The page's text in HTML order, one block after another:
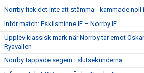
Norrby fick det inte att stämma - kammade noll
Inför match: Eskilsminne IF – Norrby IF
Upplev klassisk mark när Norrby tar emot
Ryavallen
Norrby tappade segern i slutsekunderna